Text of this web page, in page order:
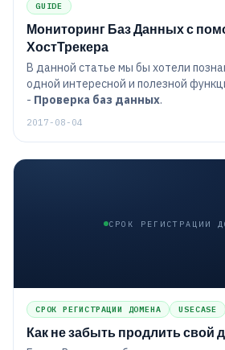
GUIDE
Мониторинг Баз Данных с
ХостТрекера
В данной статье мы бы хотели
одной интересной и полезной
- Проверка баз данных.
2017-08-04
СРОК РЕГИСТРАЦИИ
СРОК РЕГИСТРАЦИИ ДОМЕНА USECASE
Как не забыть продлить свой